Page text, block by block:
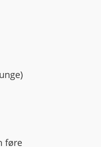
unge)
føre